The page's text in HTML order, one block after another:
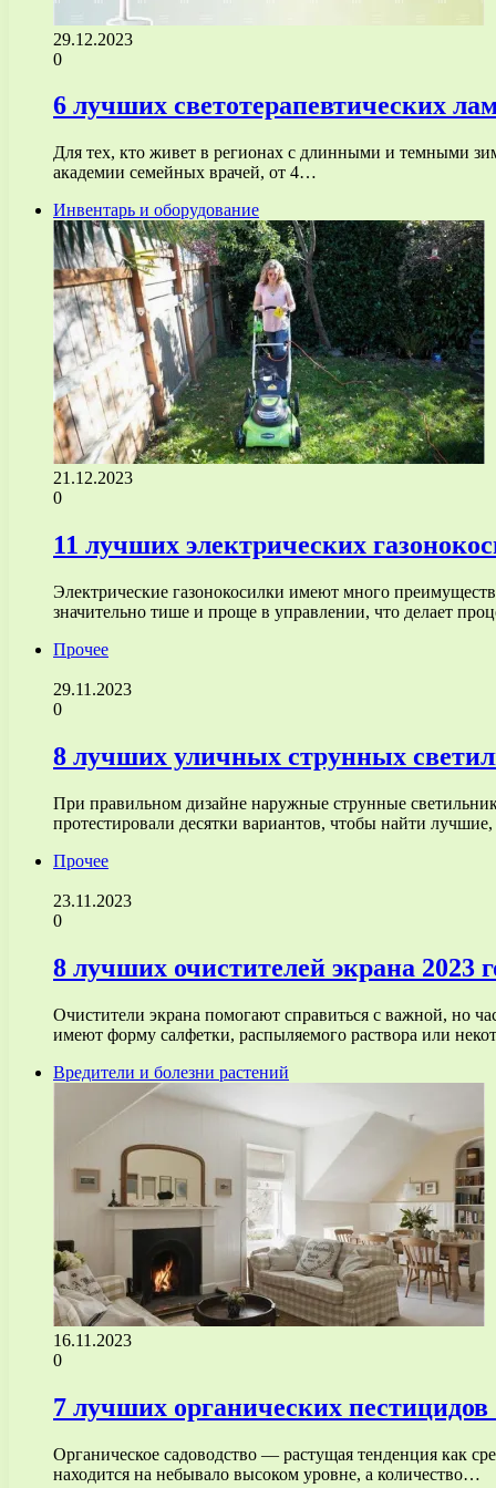
29.12.2023
0
6 лучших светотерапевтических
Для тех, кто живет в регионах с длинными и темными
академии семейных врачей, от 4…
Инвентарь и оборудование
21.12.2023
0
11 лучших электрических
Электрические газонокосилки имеют много
значительно тише и проще в управлении, что делает
Прочее
29.11.2023
0
8 лучших уличных струнных
При правильном дизайне наружные струнные
протестировали десятки вариантов, чтобы найти
Прочее
23.11.2023
0
8 лучших очистителей экрана 2023
Очистители экрана помогают справиться с важной, но
имеют форму салфетки, распыляемого раствора или
Вредители и болезни растений
16.11.2023
0
7 лучших органических пестицидов
Органическое садоводство — растущая тенденция как
находится на небывало высоком уровне, а количество…